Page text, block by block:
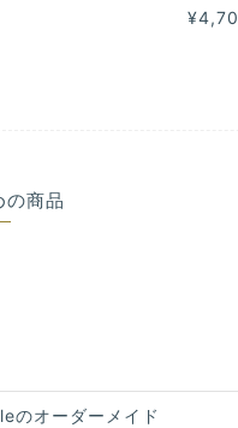
の商品
のオーダーメイド